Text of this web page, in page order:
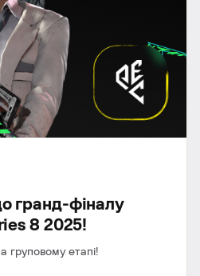
гранд-фіналу
8 2025!
груповому етапі!